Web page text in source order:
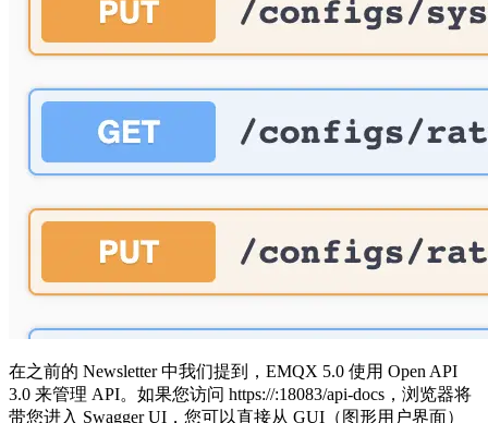
在之前的 Newsletter 中我们提到，EMQX 5.0 使用 Open API
3.0 来管理 API。如果您访问 https://:18083/api-docs，浏览器将
带您进入 Swagger UI，您可以直接从 GUI（图形用户界面）